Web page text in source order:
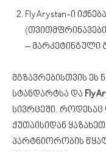
FlyArystan-ი
– მარკეტინგული
მგზავრებისთვის ეს
სტანდარტსა და
სივრცეში.
ქუთაისიდან
პარტნიორობის